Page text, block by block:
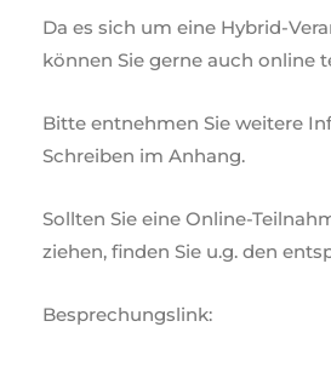
Da es sich um eine Hybrid-
können Sie gerne auch online
Bitte entnehmen Sie weitere
Schreiben im Anhang.
Sollten Sie eine Online-
ziehen, finden Sie u.g. den
Besprechungslink: